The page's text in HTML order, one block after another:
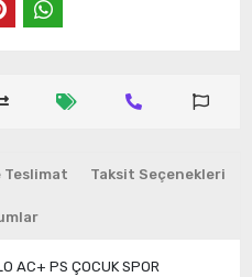
Teslimat Taksit Seçenekleri
AC+ PS ÇOCUK SPOR